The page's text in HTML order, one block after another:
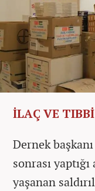
İLAÇ VE
Dernek
sonrası yaptığı
yaşanan